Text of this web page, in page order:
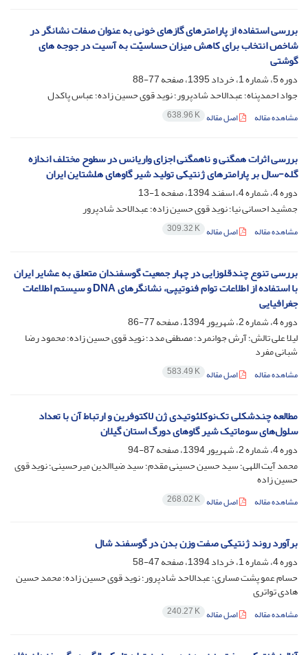
بررسی استفاده از پارامترهای گازهای خونی به عنوان صفات نشانگر در
شاخص انتخاب برای کاهش میزان حساسیّت به آسیت در جوجه های
گوشتی
دوره 5، شماره 1، خرداد 1395، صفحه
77-88
جواد احمدپناه؛ عبدالاحد شادپرور؛ نوید قوی حسین زاده؛ عباس پاکدل
مشاهده مقاله اصل مقاله 638.96 K
بررسی اثرات همگنی و ناهمگنی اجزای واریانس در سطوح مختلف اندازه
گله-سال بر پارامترهای ژنتیکی تولید شیر گاوهای هلشتاین ایران
دوره 4، شماره 4، اسفند 1394، صفحه
1-13
جمشید احسانی نیا؛ نوید قوی حسین زاده؛ عبدالاحد شادپرور
مشاهده مقاله اصل مقاله 309.32 K
بررسی تنوع چندقلوزایی در چهار جمعیت گوسفندان متعلق به عشایر ایران
با استفاده از اطلاعات توام فنوتیپی، نشانگرهای DNA و سیستم اطلاعات
جغرافیایی
دوره 4، شماره 2، شهریور 1394، صفحه
77-86
لیلا علی تالش؛ آرش جوانمرد؛ مصطفی مدد؛ نوید قوی حسین زاده؛ محمود رضا
شبانی مفرد
مشاهده مقاله اصل مقاله 583.49 K
مطالعه چندشکلی تک‌نوکلئوتیدی ژن لاکتوفرین و ارتباط آن با تعداد
سلول‌های سوماتیک شیر گاوهای دورگ استان گیلان
دوره 4، شماره 2، شهریور 1394، صفحه
87-94
محمد آیت اللهی؛ سید حسین حسینی مقدم؛ سید ضیاالدین میرحسینی؛ نوید قوی
حسین زاده
مشاهده مقاله اصل مقاله 268.02 K
برآورد روند ژنتیکی صفت وزن بدن در گوسفند شال
دوره 4، شماره 1، خرداد 1394، صفحه
47-58
حسام عمو پشت مساری؛ عبدالاحد شادپرور؛ نوید قوی حسین زاده؛ محمد حسین
هادی تواتری
مشاهده مقاله اصل مقاله 240.27 K